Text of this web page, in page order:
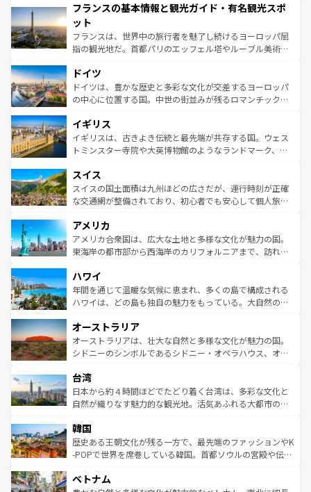
ませてくれるイタリアで、忘れられない旅をしてみよう！
なお、新着のイタリア情報は
しい。
文化が根付くこの国では、情熱的なフラメンコ、熱気あふ
れる闘牛、そして美味しいタパスが生活の一部となってい
る。首都マドリードの洗練された雰囲気や、バルセロナの
アートに溢れた街角から、地方では古代ローマ遺跡や中世
せる。地方によって風土や気候が異なるスペインはその個
性で訪れる人を魅了する。 なお、新着のスペイン情報は コ
ンテンツ一覧を参照してほしい。
フランスの基本情報と観光ガイド・有名観光スポ
ット
フランスは、世界中の旅行者を魅了し続けるヨーロッパ屈
指の観光地だ。首都パリのエッフェル塔やルーブル美術館
で、幅広い魅力が詰まっている。華麗な宮殿、歴史的な大
聖堂、美しいビーチ、そして豊かな自然が、訪れる者を心
から魅了する。また、フランスは美食の国としても知ら
いる。シャンパンの発祥地であるランス、プロヴァンスの
香り高いラベンダー畑など、多彩な楽しみ方が可能だ。さ
らに、パリ以外の地域にも魅力が溢れており、どの街角に
れる地方に足を運ぶとそれぞれで全く異なる文化を体験で
きるだろう。 なお、新着のフランス情報はコンテンツ一覧
を参照してほしい。
ドイツ
ドイツは、豊かな歴史と多彩な文化が交差するヨーロッパ
の中心に位置する国。中世の街並みが残るロマンチック街
顔を持つこの国は、どこを歩いても飽きることがない。ベ
ルリンの文化的活気、バイエルン州のアルプスの絶景、そ
してライン川沿いのワイン畑といった風景は必見。ビール
は、お酒好きな人にはぜひ体験してほしい。 なお、新着の
ドイツ情報はコンテンツ一覧を参照してほしい。
イギリス
イギリスは、古きよき伝統と最先端が共存する国。ウェス
トミンスター寺院や大英博物館のようなランドマーク、歴
リアごとに異なる魅力がある。また、優雅なアフタヌーン
ティー、ビール好きにはたまらない英国パブ、サッカー観
戦など、本場だからこそできる体験も豊富。イギリスを旅
ンツ一覧を参照してほしい。
スイス
スイスの国土面積は九州ほどの広さだが、運行時刻が正確
な交通網が整備されており、初心者でも安心して個人旅行
の建物がそのまま残る町や、スイスならではのユニークな
博物館もあり、アルプス観光だけでなく町歩きも満喫する
ことができる。国民の所得が高いため物価も高いが、旅行
ば市内交通費無料で観光を楽しむこともできる。 なお、新
着のスイス情報はコンテンツ一覧 を参照してほしい。
アメリカ
アメリカ合衆国は、広大な土地と多様な文化が魅力の国。
東海岸の都市部から西海岸のカリフォルニアまで、訪れる
のような巨大都市は、観光、ショッピング、エンターテイ
ンメントが詰まった刺激的なスポットだ。一方、アメリカ
西部には大自然が広がり、グランドキャニオンやイエロー
部のニューオーリンズでは、音楽と美食が融合した独特の
文化が魅力。旅行者はアメリカの各地域で異なる魅力を楽
しみながら、その多様性と豊かな歴史を感じることができ
ならではの贅沢な旅のスタイルだ。 なお、新着のアメリカ
情報はコンテンツ一覧を参照してほしい。
ハワイ
年間を通じて温暖な気候に恵まれ、多くの島で構成される
ハワイは、どの島も独自の魅力をもっている。大自然の神
ワイ島は見逃せない。また、定番の観光地といえばオアフ
島だが、静かな自然を求めるならマウイ島やカウアイ島が
おすすめ。エメラルドグリーンに輝く海をはじめ、豊かな
れるおもてなしの心で訪れる人々を迎えてくれるハワイの
人々、おいしいローカルフードやハワイアンミュージッ
ク、伝統的なフラダンスなど、すべてがハワイの魅力を彩
ワイを、存分に味わってほしい。 なお、新着のハワイ情報
はコンテンツ一覧を参照してほしい。
オーストラリア
オーストラリアは、壮大な自然と多様な文化が魅力の国。
シドニーのシンボルであるシドニー・オペラハウス、オー
リアリーフや大陸中央部にそびえるウルル（エアーズロッ
ク）、タスマニアの美しい原生林やケアンズの熱帯雨林な
ど、見どころがたくさん。また、カフェやワイン、オージ
いる。アクティビティも充実しており、サーフィンやダイ
ビング、ハイキングなど、アウトドア好きにはたまらな
い。オーストラリアの多彩な魅力を存分に味わいつくそ
参照してほしい。
台湾
日本から約４時間ほどでたどり着く台湾は、多彩な文化と
自然が織りなす魅力的な観光地。活気あふれる大都市の台
ン）、静ひつな山岳地帯である台湾東部など、都市の喧騒
と山間の静けさが共存しており、訪れる人に新しい発見と
驚きをもたらしてくれる。また、奥深い台湾の食文化も魅
容にもいいと評判のスイーツなど、バラエティ豊かな料理
韓国
歴史ある王朝文化が残る一方で、最先端のファッションやK
-POPで世界を席巻している韓国。首都ソウルの宮殿や伝統
き、地方に足を延ばせば四季折々の自然美を楽しむことが
ベトナム